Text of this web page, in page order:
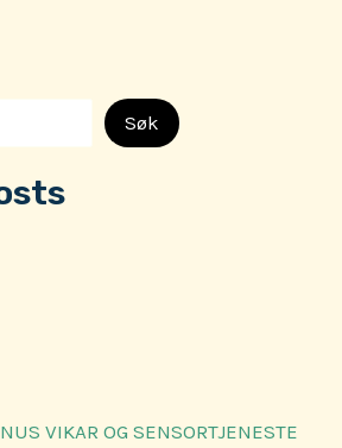
Søk
VIKAR OG SENSORTJENESTE